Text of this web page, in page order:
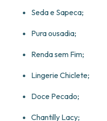
Seda e Sapeca;
Pura ousadia;
Renda sem Fim;
Lingerie Chiclete;
Doce Pecado;
Chantilly Lacy;